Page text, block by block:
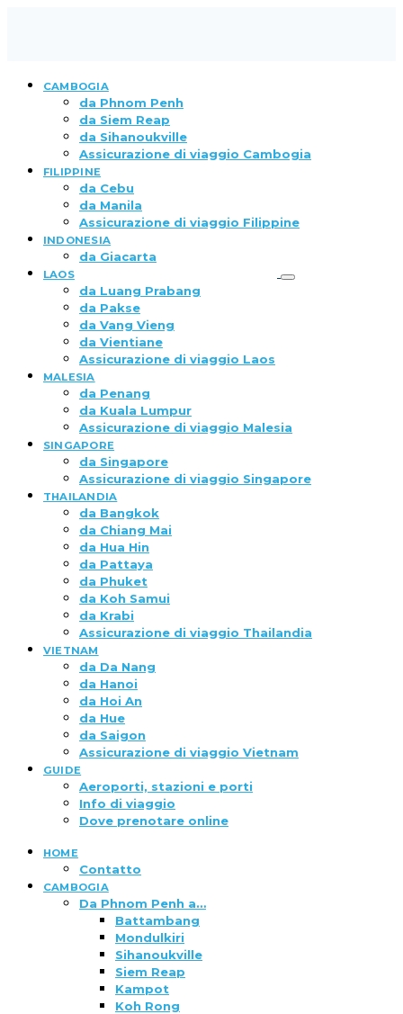
CAMBOGIA
da Phnom Penh
da Siem Reap
da Sihanoukville
Assicurazione di viaggio Cambogia
FILIPPINE
da Cebu
da Manila
Assicurazione di viaggio Filippine
INDONESIA
da Giacarta
LAOS
da Luang Prabang
da Pakse
da Vang Vieng
da Vientiane
Assicurazione di viaggio Laos
MALESIA
da Penang
da Kuala Lumpur
Assicurazione di viaggio Malesia
SINGAPORE
da Singapore
Assicurazione di viaggio Singapore
THAILANDIA
da Bangkok
da Chiang Mai
da Hua Hin
da Pattaya
da Phuket
da Koh Samui
da Krabi
Assicurazione di viaggio Thailandia
VIETNAM
da Da Nang
da Hanoi
da Hoi An
da Hue
da Saigon
Assicurazione di viaggio Vietnam
GUIDE
Aeroporti, stazioni e porti
Info di viaggio
Dove prenotare online
HOME
Contatto
CAMBOGIA
Da Phnom Penh a…
Battambang
Mondulkiri
Sihanoukville
Siem Reap
Kampot
Koh Rong